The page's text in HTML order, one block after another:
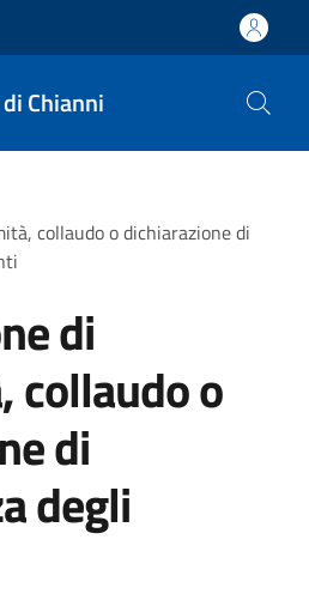
Chianni
collaudo o dichiarazione di
di
collaudo o
di
degli